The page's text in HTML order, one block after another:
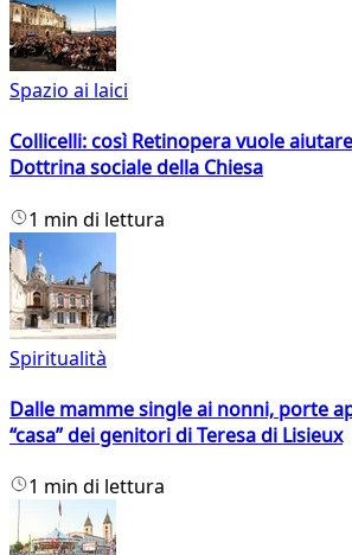
Spazio ai laici
Collicelli: così Retinopera vuole
Dottrina sociale della Chiesa
1 min di lettura
Spiritualità
Dalle mamme single ai nonni, porte
“casa” dei genitori di Teresa di Lisieux
1 min di lettura